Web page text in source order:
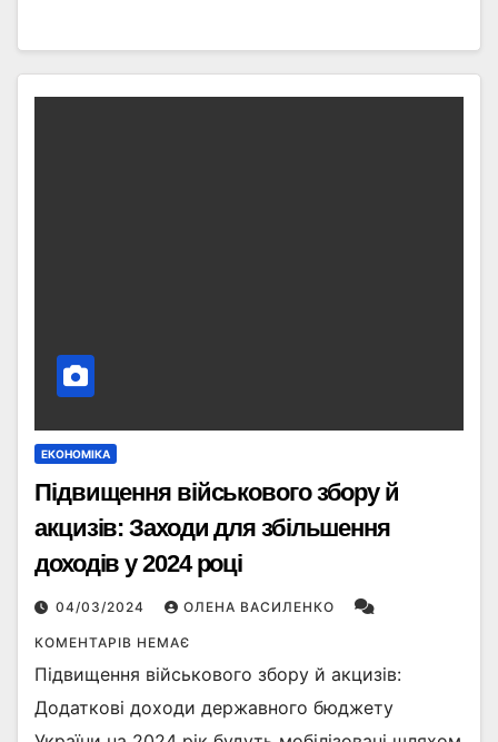
ЕКОНОМІКА
Підвищення військового збору й
акцизів: Заходи для збільшення
доходів у 2024 році
04/03/2024 ОЛЕНА ВАСИЛЕНКО
КОМЕНТАРІВ НЕМАЄ
Підвищення військового збору й акцизів:
Додаткові доходи державного бюджету